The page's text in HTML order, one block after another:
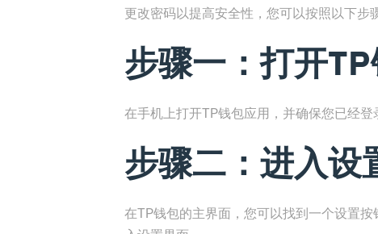
更改密码以提高安全性，您可以按照以下步
步骤一：打开
在手机上打开TP钱包应用，并确保您已经登
步骤二：进入设
在TP钱包的主界面，您可以找到一个设置